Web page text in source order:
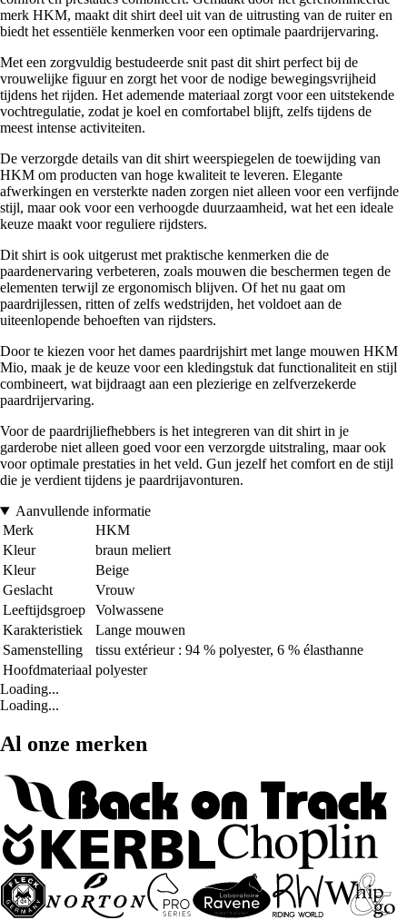
merk HKM, maakt dit shirt deel uit van de uitrusting van de ruiter en
biedt het essentiële kenmerken voor een optimale paardrijervaring.
Met een zorgvuldig bestudeerde snit past dit shirt perfect bij de
vrouwelijke figuur en zorgt het voor de nodige bewegingsvrijheid
tijdens het rijden. Het ademende materiaal zorgt voor een uitstekende
vochtregulatie, zodat je koel en comfortabel blijft, zelfs tijdens de
meest intense activiteiten.
De verzorgde details van dit shirt weerspiegelen de toewijding van
HKM om producten van hoge kwaliteit te leveren. Elegante
afwerkingen en versterkte naden zorgen niet alleen voor een verfijnde
stijl, maar ook voor een verhoogde duurzaamheid, wat het een ideale
keuze maakt voor reguliere rijdsters.
Dit shirt is ook uitgerust met praktische kenmerken die de
paardenervaring verbeteren, zoals mouwen die beschermen tegen de
elementen terwijl ze ergonomisch blijven. Of het nu gaat om
paardrijlessen, ritten of zelfs wedstrijden, het voldoet aan de
uiteenlopende behoeften van rijdsters.
Door te kiezen voor het dames paardrijshirt met lange mouwen HKM
Mio, maak je de keuze voor een kledingstuk dat functionaliteit en stijl
combineert, wat bijdraagt aan een plezierige en zelfverzekerde
paardrijervaring.
Voor de paardrijliefhebbers is het integreren van dit shirt in je
garderobe niet alleen goed voor een verzorgde uitstraling, maar ook
voor optimale prestaties in het veld. Gun jezelf het comfort en de stijl
die je verdient tijdens je paardrijavonturen.
Aanvullende informatie
Merk
HKM
Kleur
braun meliert
Kleur
Beige
Geslacht
Vrouw
Leeftijdsgroep
Volwassene
Karakteristiek
Lange mouwen
Samenstelling
tissu extérieur : 94 % polyester, 6 % élasthanne
Hoofdmateriaal polyester
Loading...
Loading...
Al onze merken